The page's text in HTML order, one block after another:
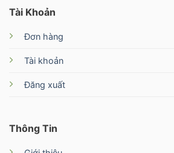
Tài Khoản
Đơn hàng
Tài khoản
Đăng xuất
Thông Tin